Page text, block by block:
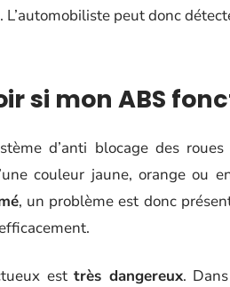
L’automobiliste peut donc
si mon ABS
d’anti blocage des
couleur jaune, orange ou
, un problème est donc
esttrès dangereux.